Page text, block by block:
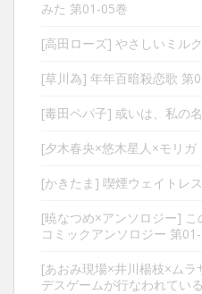
みた 第01-05巻
[高田ローズ] やさしいミル
[草川為] 年年百暗殺恋歌 第
[毒田ペパ子] 或いは、私の
[夕木春央×悠木星人×モリ
[かきたま] 喫煙ウェイトレ
[暁なつめ×アンソロジー]
コミックアンソロジー 第
[あおみ現場×井川楊枝×ム
デスゲームが行なわれてい